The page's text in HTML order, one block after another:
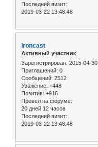
Последний визит:
2019-03-22 13:48:48
Ironcast
Активный участник
Зарегистрирован: 2015-04-30
Приглашений: 0
Сообщений: 2512
Уважение: +448
Позитив: +916
Провел на форуме:
20 дней 12 часов
Последний визит:
2019-03-22 13:48:48